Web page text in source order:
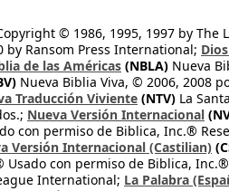
© 1986, 1995, 1997 by The
by Ransom Press International;
de las Américas (NBLA) Nueva
Nueva Biblia Viva, © 2006, 2008
Traducción Viviente (NTV) La
Nueva Versión Internacional
con permiso de Biblica, Inc.®
Versión Internacional (Castilian)
Usado con permiso de Biblica,
International; La Palabra